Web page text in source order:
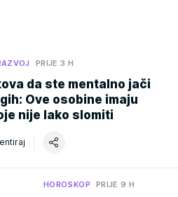
PRIJE 3 H
da ste mentalno jači
Ove osobine imaju
nije lako slomiti
HOROSKOP PRIJE 9 H